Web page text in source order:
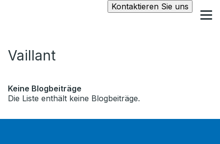
Kontaktieren Sie uns
Vaillant
Keine Blogbeiträge
Die Liste enthält keine Blogbeiträge.